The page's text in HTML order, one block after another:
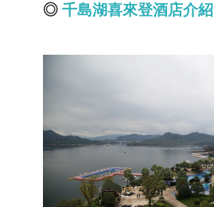
◎ 千島湖喜來登酒店介紹